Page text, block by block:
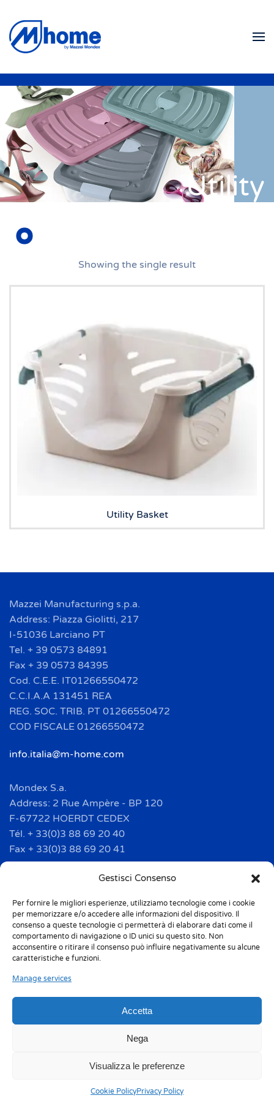
Gestisci Consenso
Per fornire le migliori esperienze, utilizziamo tecnologie come i cookie
per memorizzare e/o accedere alle informazioni del dispositivo. Il
consenso a queste tecnologie ci permetterà di elaborare dati come il
comportamento di navigazione o ID unici su questo sito. Non
acconsentire o ritirare il consenso può influire negativamente su alcune
caratteristiche e funzioni.
Manage services
Accetta
Nega
Visualizza le preferenze
Cookie PolicyPrivacy Policy
Skip to main content
Utility
Showing the single result
Utility Basket
Mazzei Manufacturing s.p.a.
Address: Piazza Giolitti, 217
I-51036 Larciano PT
Tel. + 39 0573 84891
Fax + 39 0573 84395
Cod. C.E.E. IT01266550472
C.C.I.A.A 131451 REA
REG. SOC. TRIB. PT 01266550472
COD FISCALE 01266550472
info.italia@m-home.com
Mondex S.a.
Address: 2 Rue Ampère - BP 120
F-67722 HOERDT CEDEX
Tél. + 33(0)3 88 69 20 40
Fax + 33(0)3 88 69 20 41
info.france@m-home.com
Mondex Menaje España S.a.
Address: Ctra de Girona, km. 101.5
E-17160 Angles (Girona)
Tel. + 34 9 72 42 32 50
info.spain@m-home.com
Codice etico